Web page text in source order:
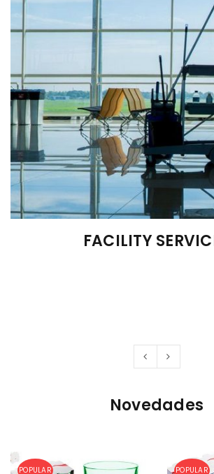
FACILITY SERVICES
Novedades
POPULAR POPULAR